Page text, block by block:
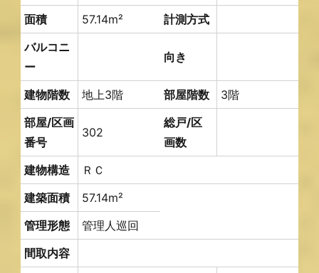
面積 57.14m²
計測方式
バルコニ
ー
向き
建物階数 地上3階 部屋階数
3階
部屋/区画
番号
302
総戸/区
画数
建物構造
ＲＣ
建築面積
57.14m²
管理形態
管理人巡回
間取内容